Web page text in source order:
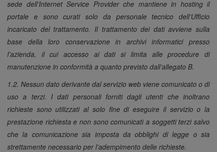
sede dell’Internet Service Provider che mantiene in hosting il
portale e sono curati solo da personale tecnico dell’Ufficio
incaricato del trattamento. Il trattamento dei dati avviene sulla
base della loro conservazione in archivi informatici presso
l’azienda, il cui accesso ai dati si limita alle procedure di
manutenzione in conformità a quanto previsto dall’allegato B.
1.2. Nessun dato derivante dal servizio web viene comunicato o di
uso a terzi. I dati personali forniti dagli utenti che inoltrano
richieste sono utilizzati al solo fine di eseguire il servizio o la
prestazione richiesta e non sono comunicati a soggetti terzi salvo
che la comunicazione sia imposta da obblighi di legge o sia
strettamente necessario per l’adempimento delle richieste.